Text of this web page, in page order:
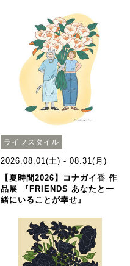
ライフスタイル
2026.08.01(土) - 08.31(月)
【夏時間2026】コナガイ香 作
品展 『FRIENDS あなたと一
緒にいることが幸せ』